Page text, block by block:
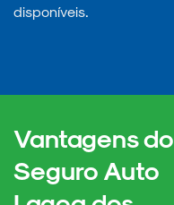
disponíveis.
Vantagens do
Seguro Auto